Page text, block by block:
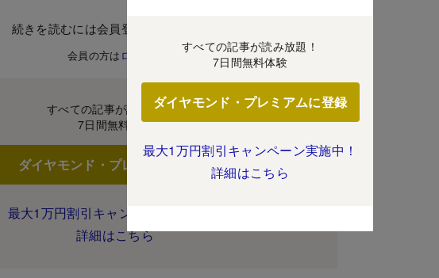
続きを読むには会員登録が必要です。
会員の方は ログイン
すべての記事が読み放題！
7日間無料体験
ダイヤモンド・プレミアムに登録
最大1万円割引キャンペーン実施中！
詳細はこちら
すべての記事が読み放題！
7日間無料体験
ダイヤモンド・プレミアムに登録
最大1万円割引キャンペーン実施中！
詳細はこちら